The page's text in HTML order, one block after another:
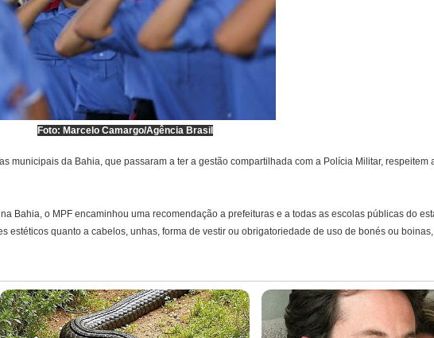
Foto: Marcelo Camargo/Agência Brasil
municipais da Bahia, que passaram a ter a gestão compartilhada com a Polícia Militar, respeitem
Bahia, o MPF encaminhou uma recomendação a prefeituras e a todas as escolas públicas do
estéticos quanto a cabelos, unhas, forma de vestir ou obrigatoriedade de uso de bonés ou